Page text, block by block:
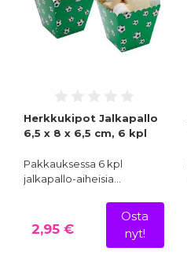
Herkkukipot Jalkapallo
6,5 x 8 x 6,5 cm, 6 kpl
Pakkauksessa 6 kpl
jalkapallo-aiheisia…
2,95 €
Osta
nyt!